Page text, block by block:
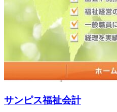
サンピス福祉会計